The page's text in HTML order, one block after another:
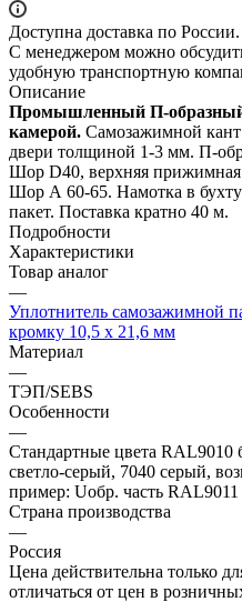
Доступна доставка по России.
С менеджером можно
удобную транспортную
Описание
Промышленный П-
камерой. Самозажимной кант
двери толщиной 1-3 мм. П-
Шор D40, верхняя
Шор А 60-65. Намотка в
пакет. Поставка кратно 40 м.
Подробности
Характеристики
Товар аналог
—
Уплотнитель самозажимной
кромку 10,5 х 21,6 мм
Материал
—
ТЭП/SEBS
Особенности
—
Стандартные цвета RAL9010
светло-серый, 7040 серый,
пример: Uобр. часть
Страна производства
—
Россия
Цена действительна только
отличаться от цен в